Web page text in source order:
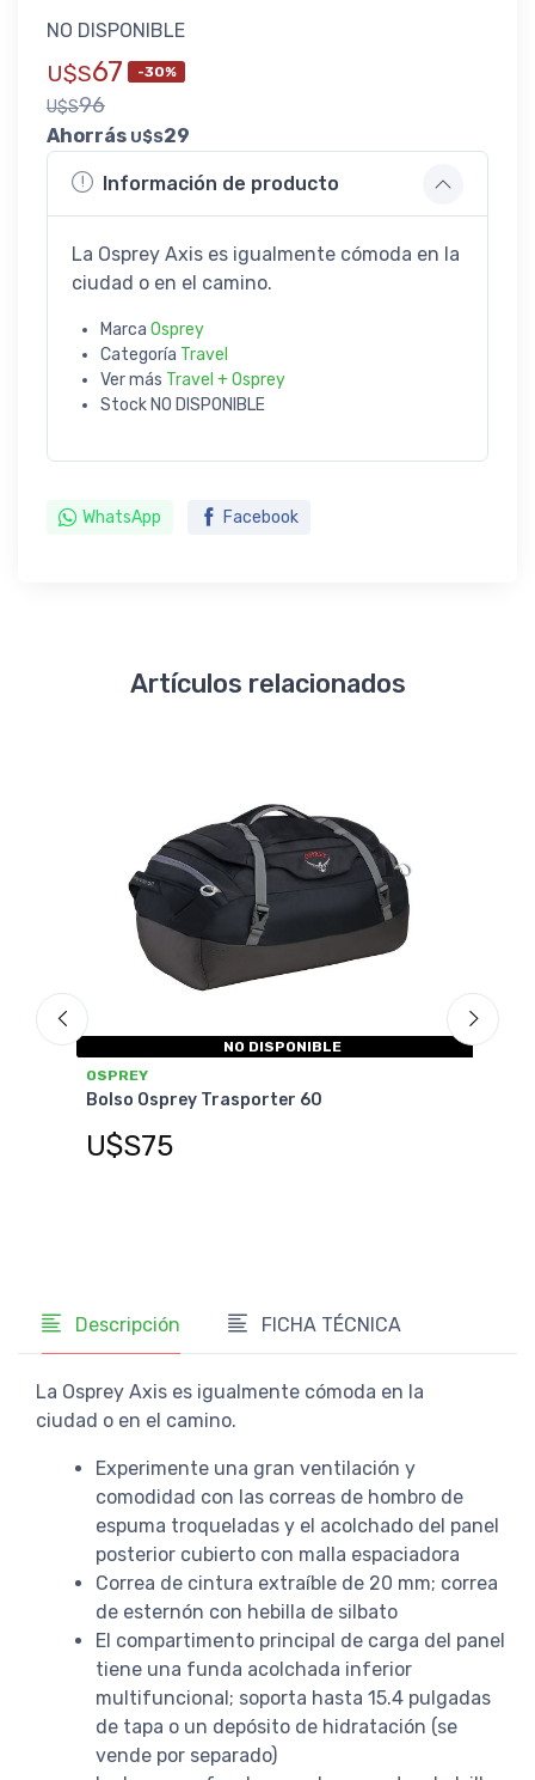
NO DISPONIBLE
U$S67 -30%
U$S96
Ahorrás U$S29
Información de producto
La Osprey Axis es igualmente cómoda en la
ciudad o en el camino.
Marca Osprey
Categoría Travel
Ver más Travel + Osprey
Stock NO DISPONIBLE
WhatsApp Facebook
Artículos relacionados
NO DISPONIBLE
OSPREY
Bolso Osprey Trasporter 60
U$S75
Descripción FICHA TÉCNICA
La Osprey Axis es igualmente cómoda en la
ciudad o en el camino.
Experimente una gran ventilación y
comodidad con las correas de hombro de
espuma troqueladas y el acolchado del panel
posterior cubierto con malla espaciadora
Correa de cintura extraíble de 20 mm; correa
de esternón con hebilla de silbato
El compartimento principal de carga del panel
tiene una funda acolchada inferior
multifuncional; soporta hasta 15.4 pulgadas
de tapa o un depósito de hidratación (se
vende por separado)